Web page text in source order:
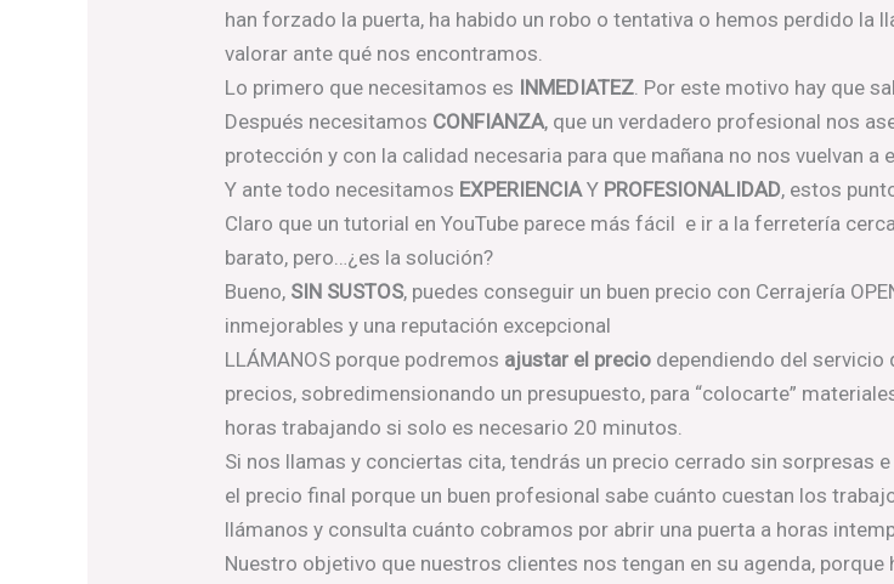
han forzado la puerta, ha habido un robo o tentativa o hemos perdido la
valorar ante qué nos encontramos.
Lo primero que necesitamos es INMEDIATEZ. Por este motivo hay que
Después necesitamos CONFIANZA, que un verdadero profesional nos
protección y con la calidad necesaria para que mañana no nos vuelvan a
Y ante todo necesitamos EXPERIENCIAY PROFESIONALIDAD, estos
Claro que un tutorial en YouTube parece más fácil e ir a la ferretería
barato, pero…¿es la solución?
Bueno, SIN SUSTOS, puedes conseguir un buen precio con Cerrajería
inmejorables y una reputación excepcional
LLÁMANOS porque podremos ajustar el precio dependiendo del servicio
precios, sobredimensionando un presupuesto, para “colocarte”
horas trabajando si solo es necesario 20 minutos.
Si nos llamas y conciertas cita, tendrás un precio cerrado sin sorpresas
el precio final porque un buen profesional sabe cuánto cuestan los
llámanos y consulta cuánto cobramos por abrir una puerta a horas
Nuestro objetivo que nuestros clientes nos tengan en su agenda,